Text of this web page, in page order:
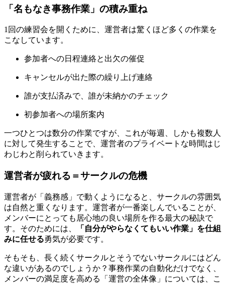
「名もなき事務作業」の積み重ね
1回の練習会を開くために、運営者は驚くほど多くの作業を
こなしています。
参加者への日程連絡と出欠の催促
キャンセルが出た際の繰り上げ連絡
誰が支払済みで、誰が未納かのチェック
初参加者への場所案内
一つひとつは数分の作業ですが、これが毎週、しかも複数人
に対して発生することで、運営者のプライベートな時間はじ
わじわと削られていきます。
運営者が疲れる＝サークルの危機
運営者が「義務感」で動くようになると、サークルの雰囲気
は自然と重くなります。運営者が一番楽しんでいることが、
メンバーにとっても居心地の良い場所を作る最大の秘訣で
す。そのためには、
「自分がやらなくてもいい作業」を仕組
みに任せる勇気が必要です。
そもそも、長く続くサークルとそうでないサークルにはどん
な違いがあるのでしょうか？事務作業の自動化だけでなく、
メンバーの満足度を高める「運営の全体像」については、こ